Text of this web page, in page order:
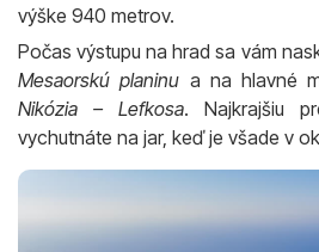
výške 940 metrov.
Počas výstupu na hrad sa vám
Mesaorskú planinu a na hlavné
Nikózia – Lefkosa. Najkrajšiu
vychutnáte na jar, keď je všade v